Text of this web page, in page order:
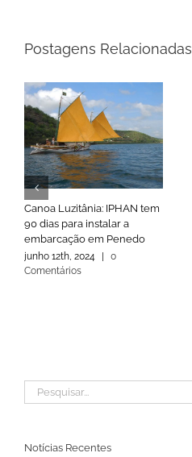
Postagens Relacionadas
Canoa Luzitânia: IPHAN tem
90 dias para instalar a
embarcação em Penedo
junho 12th, 2024
0
Comentários
Buscar
resultados
Notícias Recentes